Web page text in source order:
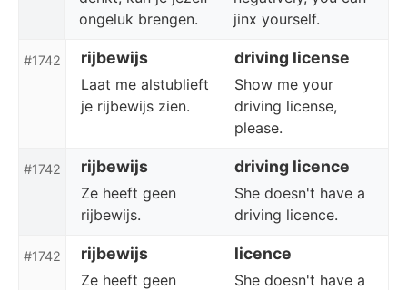
ongeluk brengen.
jinx yourself.
#1742 rijbewijs driving license
Laat me alstublieft
je rijbewijs zien.
Show me your
driving license,
please.
#1742 rijbewijs driving licence
Ze heeft geen
rijbewijs.
She doesn't have a
driving licence.
#1742 rijbewijs licence
Ze heeft geen
She doesn't have a